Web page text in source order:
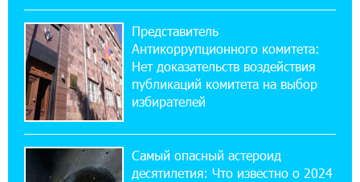
решение
14:44:13 29-07-2026
Состоялось открытие Khachaturian Rooftop
при поддержке IDBank
Пашинян ты упустил свой шанс уйти
спокойно. Аршак Карапетян
Представитель
Антикоррупционного комитета:
Нет доказательств воздействия
публикаций комитета на выбор
избирателей
Самый опасный астероид
десятилетия: Что известно о 2024